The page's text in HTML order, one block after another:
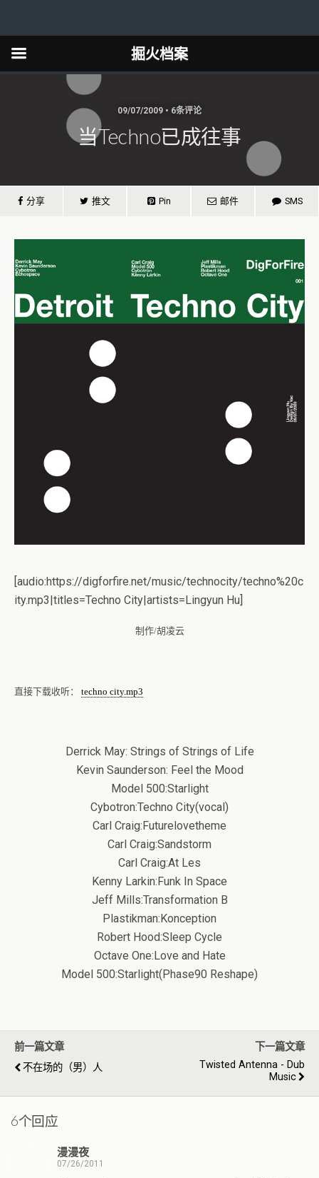
09/07/2009 • 6条评论
当Techno已成往事
分享 推文 Pin 邮件 SMS
[audio:https://digforfire.net/music/technocity/techno%20c
ity.mp3|titles=Techno City|artists=Lingyun Hu]
制作/胡凌云
直接下载收听： techno city.mp3
Derrick May: Strings of Strings of Life
Kevin Saunderson: Feel the Mood
Model 500:Starlight
Cybotron:Techno City(vocal)
Carl Craig:Futurelovetheme
Carl Craig:Sandstorm
Carl Craig:At Les
Kenny Larkin:Funk In Space
Jeff Mills:Transformation B
Plastikman:Konception
Robert Hood:Sleep Cycle
Octave One:Love and Hate
Model 500:Starlight(Phase90 Reshape)
前一篇文章
不在场的（男）人
下一篇文章
Twisted Antenna - Dub
Music
6个回应
漫漫夜
07/26/2011
掘火档案